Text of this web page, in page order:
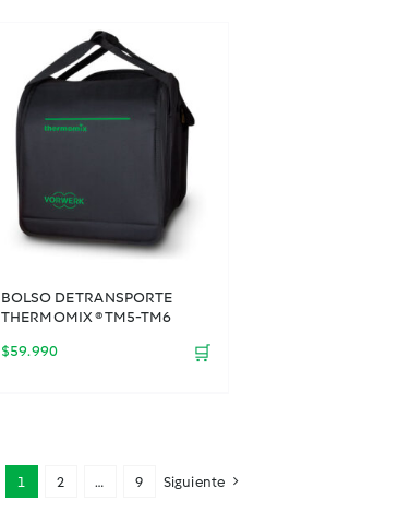
BOLSO DE TRANSPORTE
THERMOMIX ® TM5-TM6
$59.990 🛒
1 2 … 9 Siguiente